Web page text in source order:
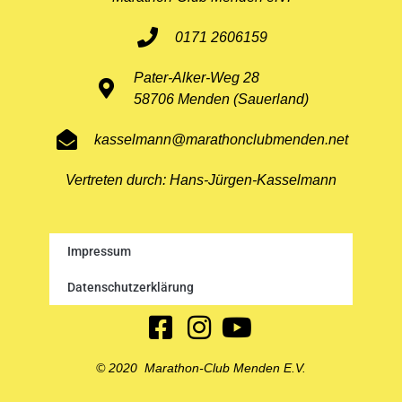
0171 2606159
Pater-Alker-Weg 28
58706 Menden (Sauerland)
kasselmann@marathonclubmenden.net
Vertreten durch: Hans-Jürgen-Kasselmann
Impressum
Datenschutzerklärung
© 2020 Marathon-Club Menden E.V.